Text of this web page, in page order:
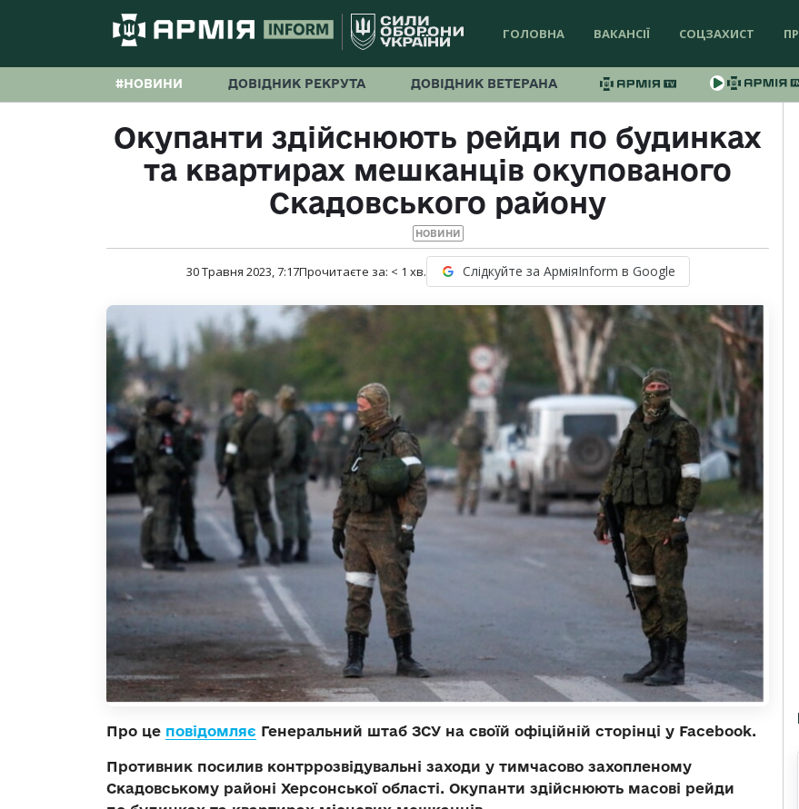
ГОЛОВНА ВАКАНСІЇ СОЦЗАХИСТ
#НОВИНИ ДОВІДНИК РЕКРУТА ДОВІДНИК ВЕТЕРАНА
Окупанти здійснюють рейди по будинках
та квартирах мешканців окупованого
Скадовського району
НОВИНИ
30 Травня 2023, 7:17Прочитаєте за: < 1 хв. Слідкуйте за АрміяInform в Google
Про це повідомляє Генеральний штаб ЗСУ на своїй офіційній сторінці у Facebook.
Противник посилив контррозвідувальні заходи у тимчасово захопленому
Скадовському районі Херсонської області. Окупанти здійснюють масові рейди